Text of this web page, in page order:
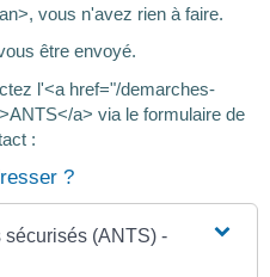
vous n'avez rien à faire.
être envoyé.
l'<a href="/demarches-
a> via le formulaire de
:
?
(ANTS) -